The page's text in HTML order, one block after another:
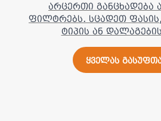
არცერთი განცხადება
ფილტრებს. სცადეთ ფასის,
ტიპის ან
ყველას